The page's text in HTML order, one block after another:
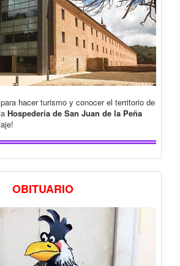
hacer turismo y conocer el territorio de
Hospedería de San Juan de la Peña
OBITUARIO